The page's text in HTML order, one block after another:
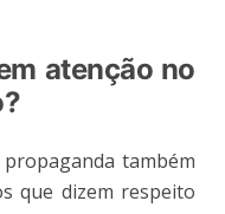
atenção no
também
que dizem respeito